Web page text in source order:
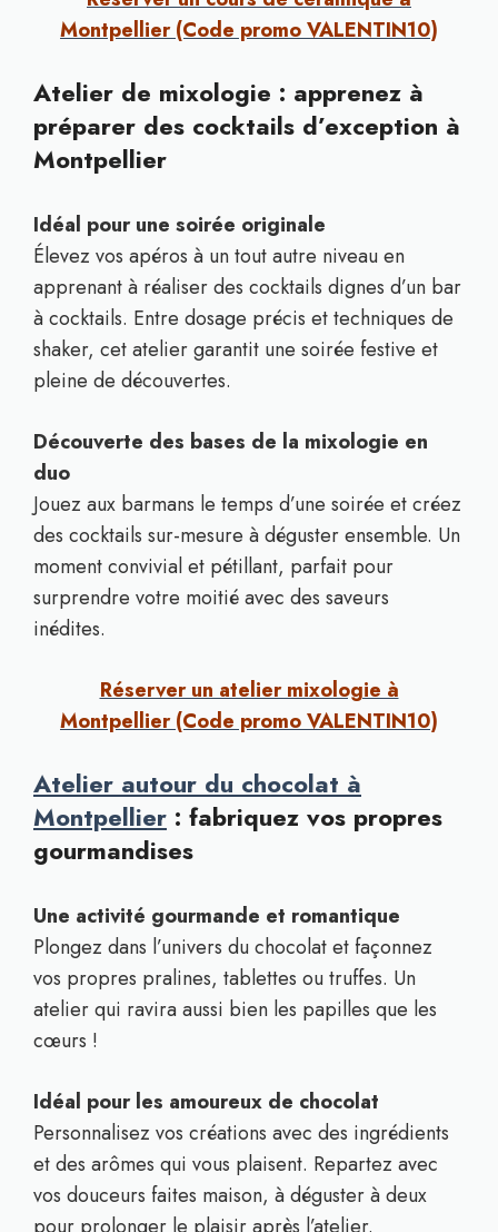
Montpellier (Code promo VALENTIN10)
Atelier de mixologie : apprenez à
préparer des cocktails d’exception à
Montpellier
Idéal pour une soirée originale
Élevez vos apéros à un tout autre niveau en
apprenant à réaliser des cocktails dignes d’un bar
à cocktails. Entre dosage précis et techniques de
shaker, cet atelier garantit une soirée festive et
pleine de découvertes.
Découverte des bases de la mixologie en
duo
Jouez aux barmans le temps d’une soirée et créez
des cocktails sur-mesure à déguster ensemble. Un
moment convivial et pétillant, parfait pour
surprendre votre moitié avec des saveurs
inédites.
Réserver un atelier mixologie à
Montpellier (Code promo VALENTIN10)
Atelier autour du chocolat à
Montpellier : fabriquez vos propres
gourmandises
Une activité gourmande et romantique
Plongez dans l’univers du chocolat et façonnez
vos propres pralines, tablettes ou truffes. Un
atelier qui ravira aussi bien les papilles que les
cœurs !
Idéal pour les amoureux de chocolat
Personnalisez vos créations avec des ingrédients
et des arômes qui vous plaisent. Repartez avec
vos douceurs faites maison, à déguster à deux